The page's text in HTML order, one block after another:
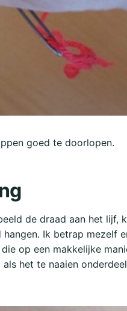
goed te doorlopen.
de draad aan het lijf,
Ik betrap mezelf
op een makkelijke
het te naaien